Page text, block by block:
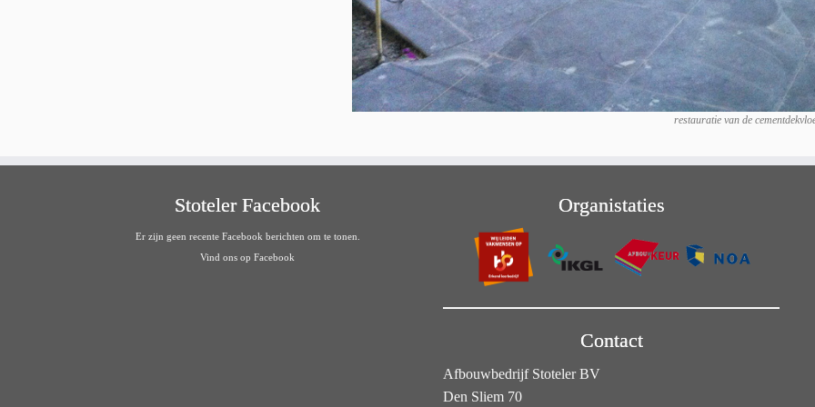
restauratie van de
Stoteler Facebook
Er zijn geen recente Facebook berichten om te tonen.
Vind ons op Facebook
Organistaties
Contact
Afbouwbedrijf Stoteler BV
Den Sliem 70